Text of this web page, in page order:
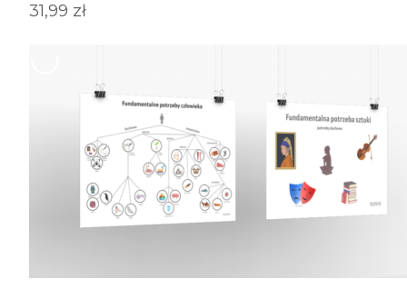
31,99 zł